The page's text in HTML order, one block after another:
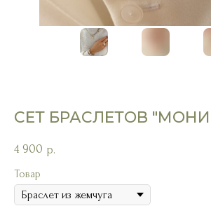
СЕТ БРАСЛЕТОВ
4 900 р.
Товар